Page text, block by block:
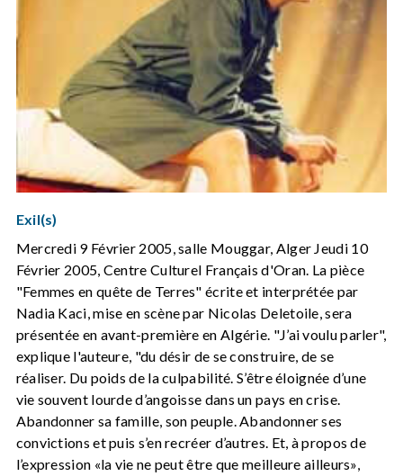
Exil(s)
Mercredi 9 Février 2005, salle Mouggar, Alger Jeudi 10
Février 2005, Centre Culturel Français d'Oran. La pièce
"Femmes en quête de Terres" écrite et interprétée par
Nadia Kaci, mise en scène par Nicolas Deletoile, sera
présentée en avant-première en Algérie. "J’ai voulu parler",
explique l'auteure, "du désir de se construire, de se
réaliser. Du poids de la culpabilité. S’être éloignée d’une
vie souvent lourde d’angoisse dans un pays en crise.
Abandonner sa famille, son peuple. Abandonner ses
convictions et puis s’en recréer d’autres. Et, à propos de
l’expression «la vie ne peut être que meilleure ailleurs»,